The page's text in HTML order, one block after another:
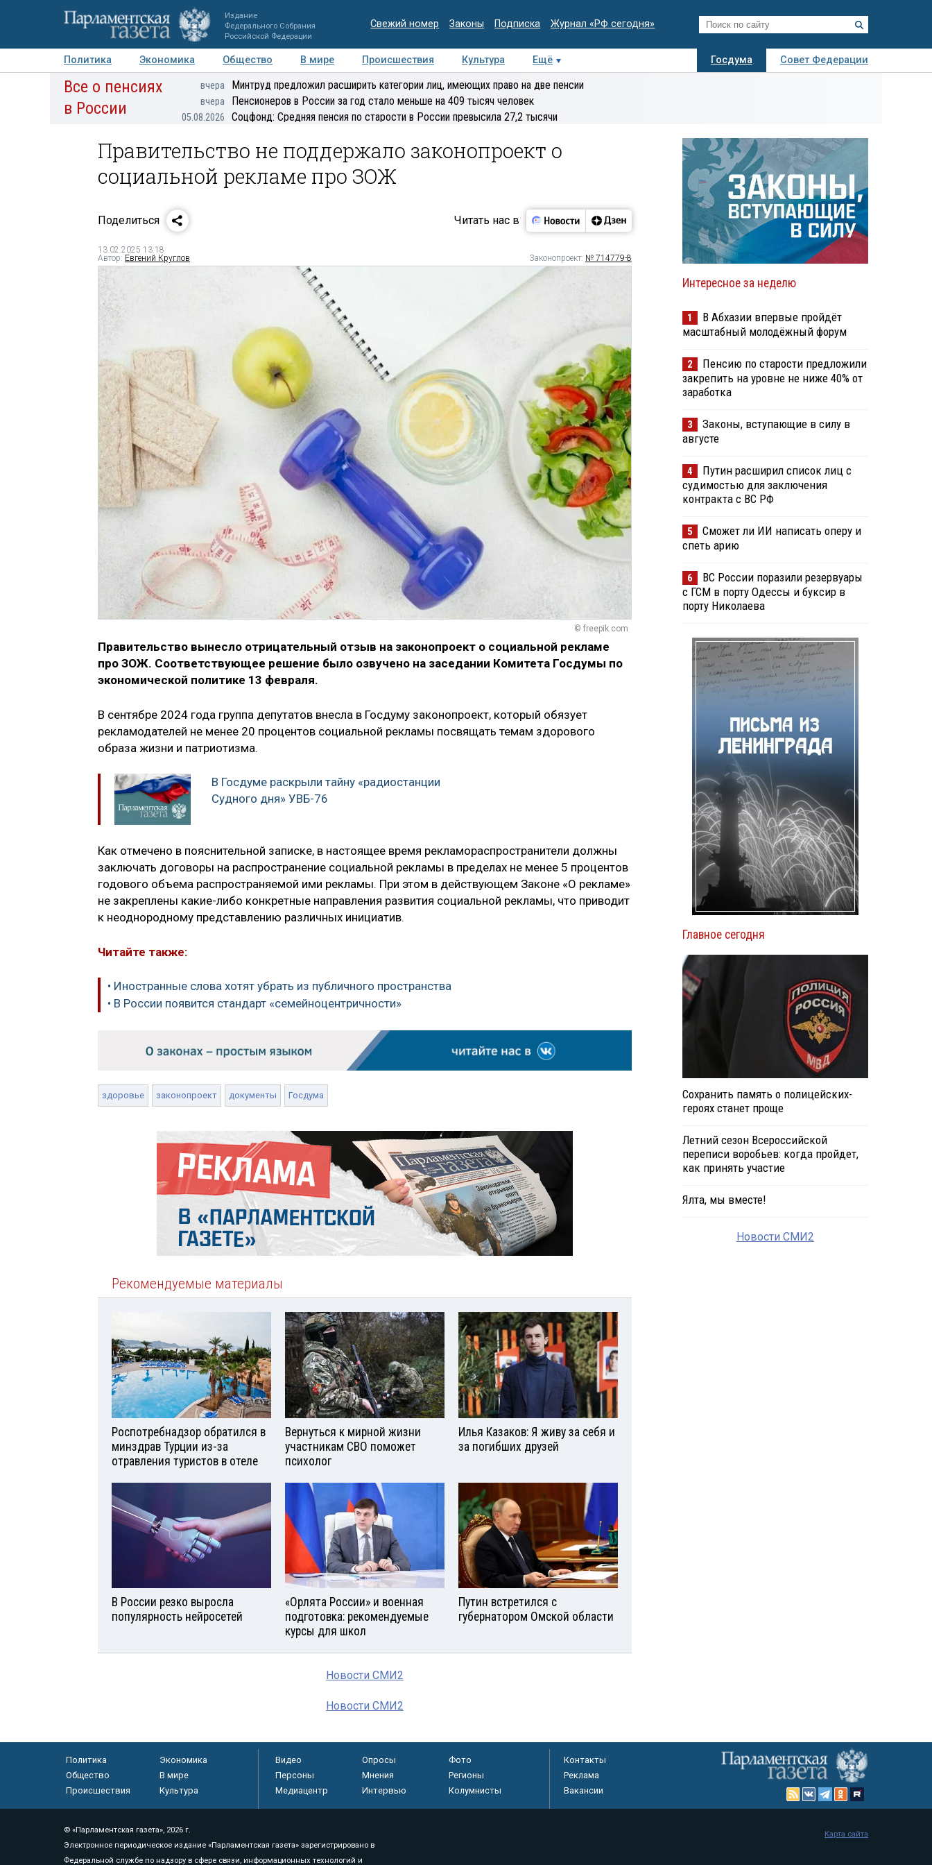
Издание
Федерального Собрания
Российской Федерации
Свежий номер Законы Подписка Журнал «РФ сегодня»
Политика Экономика Общество В мире Происшествия Культура Ещё Госдума
Совет Федерации
Авторы Персоны Мнения Регионы Медиацентр Интервью Колумнисты
Деловая
Все о пенсиях
в России
вчера Минтруд предложил расширить категории лиц, имеющих право на две пенсии
вчера Пенсионеров в России за год стало меньше на 409 тысяч человек
05.08.2026 Соцфонд: Средняя пенсия по старости в России превысила 27,2 тысячи
Правительство не поддержало законопроект о
социальной рекламе про ЗОЖ
Поделиться Читать нас в
13.02.2025 13:18
Автор: Евгений Круглов Законопроект: № 714779-8
© freepik.com
Правительство вынесло отрицательный отзыв на законопроект о социальной рекламе
про ЗОЖ. Соответствующее решение было озвучено на заседании Комитета Госдумы по
экономической политике 13 февраля.
В сентябре 2024 года группа депутатов внесла в Госдуму законопроект, который обязует
рекламодателей не менее 20 процентов социальной рекламы посвящать темам здорового
образа жизни и патриотизма.
В Госдуме раскрыли тайну «радиостанции
Судного дня» УВБ-76
Как отмечено в пояснительной записке, в настоящее время рекламораспространители должны
заключать договоры на распространение социальной рекламы в пределах не менее 5 процентов
годового объема распространяемой ими рекламы. При этом в действующем Законе «О рекламе»
не закреплены какие-либо конкретные направления развития социальной рекламы, что приводит
к неоднородному представлению различных инициатив.
Читайте также:
• Иностранные слова хотят убрать из публичного пространства
• В России появится стандарт «семейноцентричности»
здоровье законопроект документы Госдума
Рекомендуемые материалы
Роспотребнадзор обратился в
минздрав Турции из-за
отравления туристов в отеле
Вернуться к мирной жизни
участникам СВО поможет
психолог
Илья Казаков: Я живу за себя и
за погибших друзей
В России резко выросла
популярность нейросетей
«Орлята России» и военная
подготовка: рекомендуемые
курсы для школ
Путин встретился с
губернатором Омской области
Новости СМИ2
Новости СМИ2
Интересное за неделю
1
В Абхазии впервые пройдёт
масштабный молодёжный форум
2
Пенсию по старости предложили
закрепить на уровне не ниже 40% от
заработка
3
Законы, вступающие в силу в
августе
4
Путин расширил список лиц с
судимостью для заключения
контракта с ВС РФ
5
Сможет ли ИИ написать оперу и
спеть арию
6
ВС России поразили резервуары
с ГСМ в порту Одессы и буксир в
порту Николаева
Главное сегодня
Сохранить память о полицейских-
героях станет проще
Летний сезон Всероссийской
переписи воробьев: когда пройдет,
как принять участие
Ялта, мы вместе!
Новости СМИ2
Политика
Экономика
Общество
В мире
Происшествия
Культура
Видео Опросы
Фото
Персоны
Мнения
Регионы
Медиацентр
Интервью Колумнисты
Контакты
Реклама
Вакансии
© «Парламентская газета», 2026 г.
Электронное периодическое издание «Парламентская газета» зарегистрировано в
Федеральной службе по надзору в сфере связи, информационных технологий и
Карта сайта